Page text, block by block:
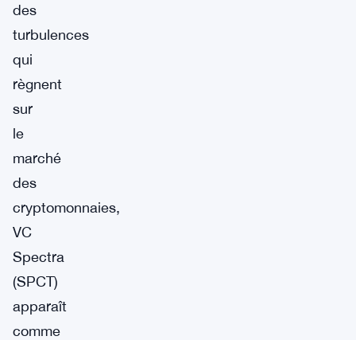
des
turbulences
qui
règnent
sur
le
marché
des
cryptomonnaies,
VC
Spectra
(SPCT)
apparaît
comme